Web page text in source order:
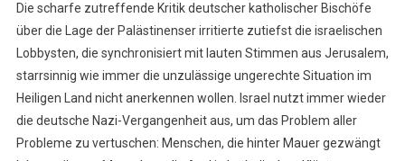
Die scharfe zutreffende Kritik deutscher katholischer Bischöfe
über die Lage der Palästinenser irritierte zutiefst die israelischen
Lobbysten, die synchronisiert mit lauten Stimmen aus Jerusalem,
starrsinnig wie immer die unzulässige ungerechte Situation im
Heiligen Land nicht anerkennen wollen. Israel nutzt immer wieder
die deutsche Nazi-Vergangenheit aus, um das Problem aller
Probleme zu vertuschen: Menschen, die hinter Mauer gezwängt